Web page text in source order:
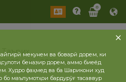
0
Таърих
2026 сол 2025 сол
мекунем ва боварӣ дорем, ки
беназир дорем, аммо биеёд
Худро фаҳмед ва ба Шарикони худ
бо маълумотҳои бардурӯғ тасаввур